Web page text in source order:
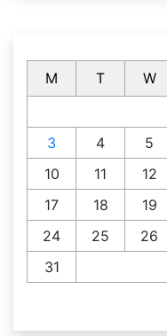
M T W
3
4 5
10
11 12
17
18 19
24
25 26
31